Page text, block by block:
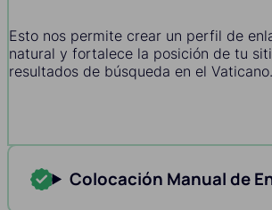
Esto nos permite crear un perfil de
natural y fortalece la posición de tu
resultados de búsqueda en el Vaticano.
Colocación Manual de